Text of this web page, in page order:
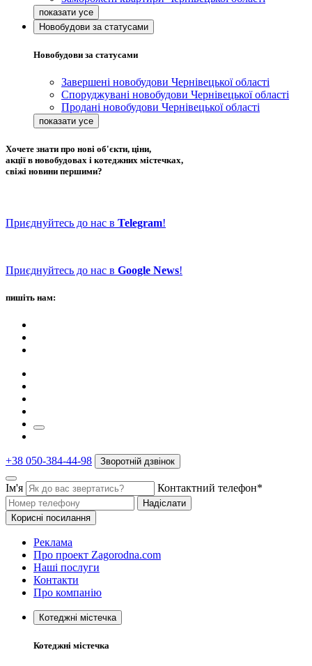
Новобудови за статусами
Новобудови за статусами
Завершені новобудови Чернівецької області
Споруджувані новобудови Чернівецької області
Продані новобудови Чернівецької області
Хочете знати про нові об'єкти, ціни,
акції в новобудовах і котеджних містечках,
свіжі новини першими?
Приєднуйтесь до нас в Telegram!
Приєднуйтесь до нас в Google News!
пишіть нам:
+38 050-384-44-98 Зворотній дзвінок
Ім'я Контактний телефон*
Надіслати
Корисні посилання
Реклама
Про проект Zagorodna.com
Наші послуги
Контакти
Про компанію
Котеджні містечка
Котеджні містечка